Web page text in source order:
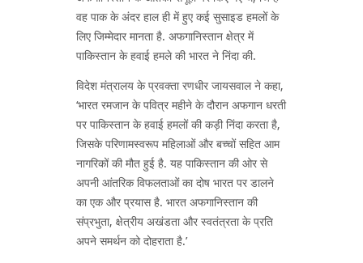
वह पाक के अंदर हाल ही में हुए कई सुसाइड हमलों के
लिए जिम्मेदार मानता है. अफगानिस्तान क्षेत्र में
पाकिस्तान के हवाई हमले की भारत ने निंदा की.
विदेश मंत्रालय के प्रवक्ता रणधीर जायसवाल ने कहा,
‘भारत रमजान के पवित्र महीने के दौरान अफगान धरती
पर पाकिस्तान के हवाई हमलों की कड़ी निंदा करता है,
जिसके परिणामस्वरूप महिलाओं और बच्चों सहित आम
नागरिकों की मौत हुई है. यह पाकिस्तान की ओर से
अपनी आंतरिक विफलताओं का दोष भारत पर डालने
का एक और प्रयास है. भारत अफगानिस्तान की
संप्रभुता, क्षेत्रीय अखंडता और स्वतंत्रता के प्रति
अपने समर्थन को दोहराता है.’